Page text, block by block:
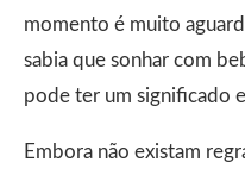
momento é muito
sabia que sonhar com
pode ter um significado
Embora não existam